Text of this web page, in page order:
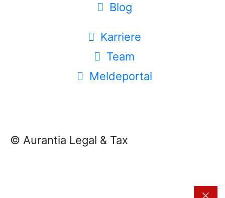
Blog
Karriere
Team
Meldeportal
© Aurantia Legal & Tax